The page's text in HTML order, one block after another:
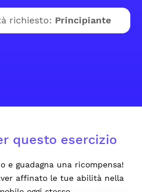
richiesto: Principiante
questo esercizio
e guadagna una ricompensa!
affinato le tue abilità nella